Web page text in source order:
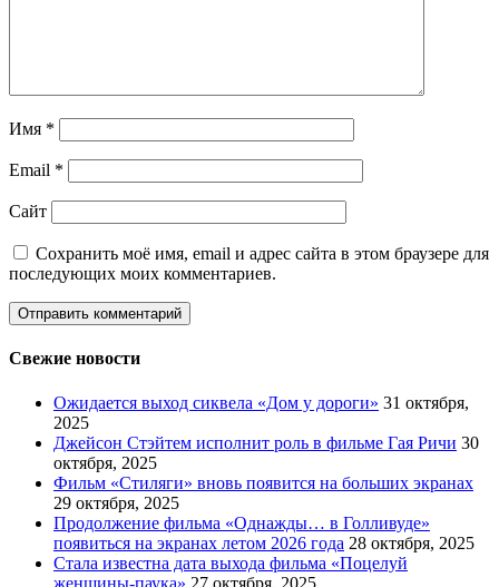
Имя *
Email *
Сайт
Сохранить моё имя, email и адрес сайта в этом браузере для
последующих моих комментариев.
Свежие новости
Ожидается выход сиквела «Дом у дороги» 31 октября,
2025
Джейсон Стэйтем исполнит роль в фильме Гая Ричи 30
октября, 2025
Фильм «Стиляги» вновь появится на больших экранах
29 октября, 2025
Продолжение фильма «Однажды… в Голливуде»
появиться на экранах летом 2026 года 28 октября, 2025
Стала известна дата выхода фильма «Поцелуй
женщины-паука» 27 октября, 2025